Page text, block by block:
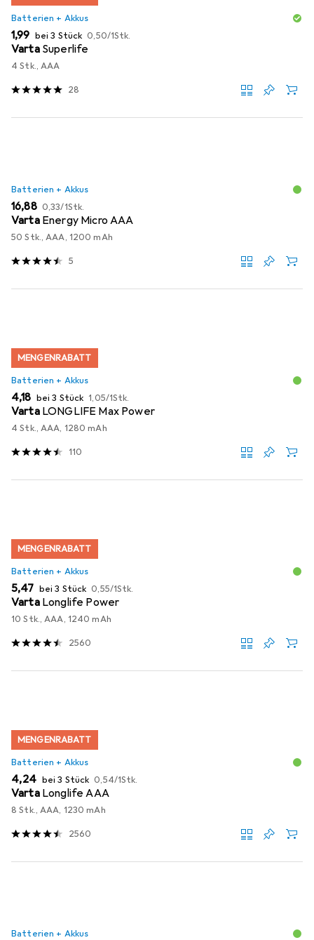
Batterien + Akkus
EUR
1,99 bei 3 Stück EUR
0,50/1Stk.
Varta Superlife
4 Stk., AAA
28
Batterien + Akkus
EUR
16,88 EUR
0,33/1Stk.
Varta Energy Micro AAA
50 Stk., AAA, 1200 mAh
5
MENGENRABATT
Batterien + Akkus
EUR
4,18 bei 3 Stück EUR
1,05/1Stk.
Varta LONGLIFE Max Power
4 Stk., AAA, 1280 mAh
110
MENGENRABATT
Batterien + Akkus
EUR
5,47 bei 3 Stück EUR
0,55/1Stk.
Varta Longlife Power
10 Stk., AAA, 1240 mAh
2560
MENGENRABATT
Batterien + Akkus
EUR
4,24 bei 3 Stück EUR
0,54/1Stk.
Varta Longlife AAA
8 Stk., AAA, 1230 mAh
2560
Batterien + Akkus